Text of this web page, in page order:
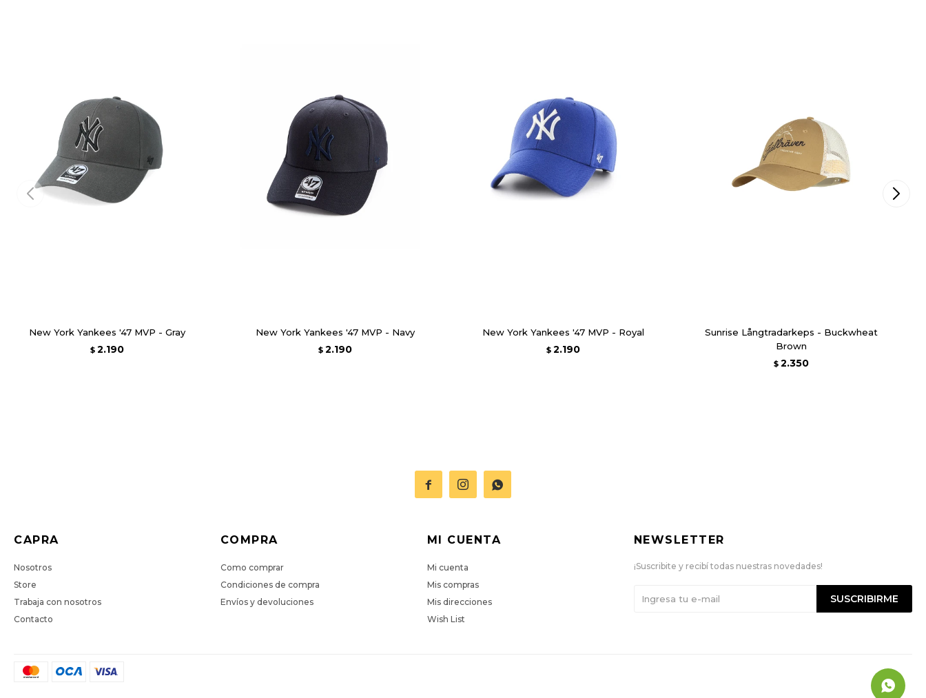
New York Yankees '47 MVP - Gray
$ 2.190
New York Yankees '47 MVP - Navy
$ 2.190
New York Yankees '47 MVP - Royal
$ 2.190
Sunrise Långtradarkeps - Buckwheat
Brown
$ 2.350
  
CAPRA
Nosotros
Store
Trabaja con nosotros
Contacto
COMPRA
Como comprar
Condiciones de compra
Envíos y devoluciones
MI CUENTA
Mi cuenta
Mis compras
Mis direcciones
Wish List
NEWSLETTER
¡Suscribite y recibí todas nuestras novedades!
SUSCRIBIRME